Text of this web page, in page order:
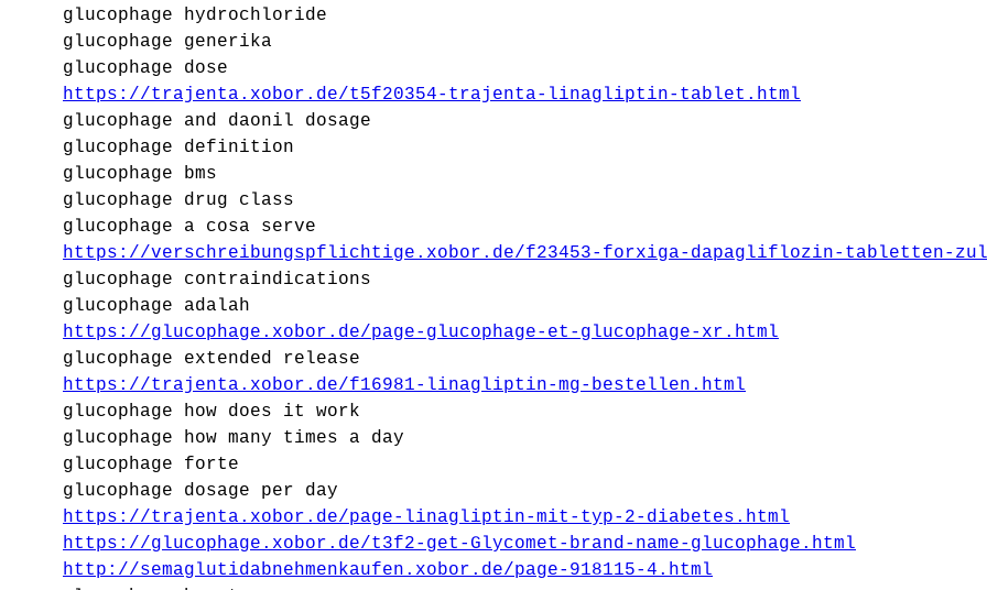
glucophage hydrochloride
glucophage generika
glucophage dose
https://trajenta.xobor.de/t5f20354-trajenta-linagliptin-tablet.html
glucophage and daonil dosage
glucophage definition
glucophage bms
glucophage drug class
glucophage a cosa serve
https://verschreibungspflichtige.xobor.de/f23453-forxiga-dapagliflozin-tabletten-
glucophage contraindications
glucophage adalah
https://glucophage.xobor.de/page-glucophage-et-glucophage-xr.html
glucophage extended release
https://trajenta.xobor.de/f16981-linagliptin-mg-bestellen.html
glucophage how does it work
glucophage how many times a day
glucophage forte
glucophage dosage per day
https://trajenta.xobor.de/page-linagliptin-mit-typ-2-diabetes.html
https://glucophage.xobor.de/t3f2-get-Glycomet-brand-name-glucophage.html
http://semaglutidabnehmenkaufen.xobor.de/page-918115-4.html